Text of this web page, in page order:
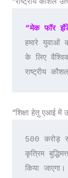
“मेक फॉर
हमारे युवाओं
के लिए
राष्ट्रीय
“शिक्षा हेतु एआई में
500 करोड़
कृत्रिम
किया जाएगा।